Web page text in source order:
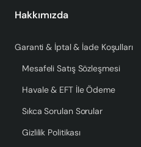
Hakkımızda
Garanti & İptal & İade Koşulları
Mesafeli Satış Sözleşmesi
Havale & EFT İle Ödeme
Sıkca Sorulan Sorular
Gizlilik Politikası